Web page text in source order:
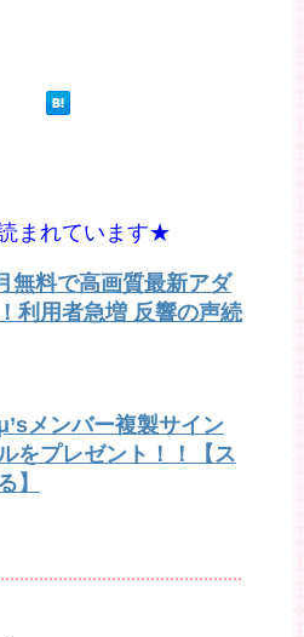
まれています★
無料で高画質最新アダ
利用者急増 反響の声続
メンバー複製サイン
をプレゼント！！【ス
】